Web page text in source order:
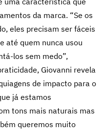
da marca. “Se os
eles precisam ser fáceis
até quem nunca usou
los sem medo”,
Giovanni revela
de impacto para o
já estamos
tons mais naturais mas
queremos muito